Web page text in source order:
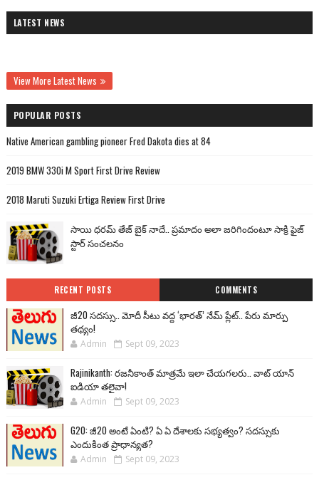
LATEST NEWS
View More Latest News
POPULAR POSTS
Native American gambling pioneer Fred Dakota dies at 84
2019 BMW 330i M Sport First Drive Review
2018 Maruti Suzuki Ertiga Review First Drive
సాయి ధరమ్ తేజ్ బైక్ నాదే.. ప్రమాదం అలా జరిగిందంటూ సాక్రి ఫైజ్
స్టార్ సంచలనం
RECENT POSTS COMMENTS
జీ20 సదస్సు.. మోదీ సీటు వద్ద ‘భారత్’ నేమ్ ప్లేట్‌.. పేరు మార్పు
తథ్యం!
Admin Sept 09, 2023
Rajinikanth: రజనీకాంత్ మాత్రమే ఇలా చేయగలరు.. వాట్ యాన్
ఐడియా తలైవా!
Admin Sept 09, 2023
G20: జీ20 అంటే ఏంటి? ఏ ఏ దేశాలకు సభ్యత్వం? సదస్సుకు
ఎందుకింత ప్రాధాన్యత?
Admin Sept 09, 2023